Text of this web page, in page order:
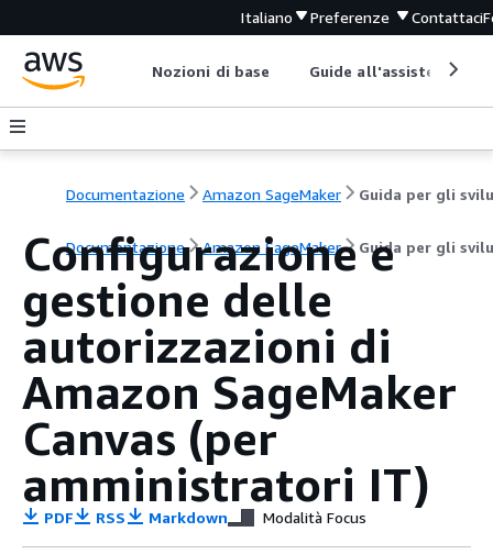
Italiano Preferenze Contattaci
Nozioni di base Guide all'assistenza
Documentazione Amazon SageMaker
Documentazione Amazon SageMaker Guida per gli
Configurazione e
gestione delle
autorizzazioni di
Amazon SageMaker
Canvas (per
amministratori IT)
PDF RSS Markdown Modalità Focus